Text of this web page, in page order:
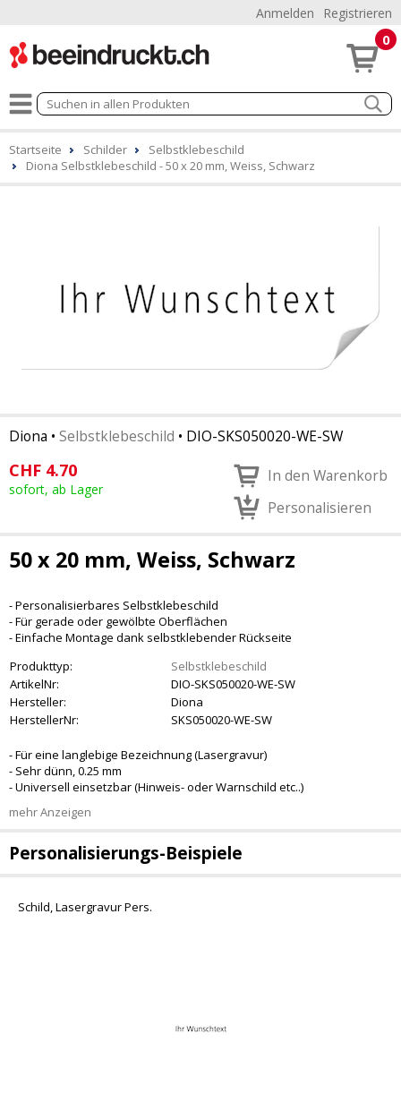
Anmelden Registrieren
0
Startseite Schilder
Selbstklebeschild
Diona Selbstklebeschild - 50 x 20 mm, Weiss, Schwarz
Diona • Selbstklebeschild • DIO-SKS050020-WE-SW
CHF 4.70
sofort, ab Lager
In den Warenkorb
Personalisieren
50 x 20 mm, Weiss, Schwarz
- Personalisierbares Selbstklebeschild
- Für gerade oder gewölbte Oberflächen
- Einfache Montage dank selbstklebender Rückseite
Produkttyp:
Selbstklebeschild
ArtikelNr:
DIO-SKS050020-WE-SW
Hersteller:
Diona
HerstellerNr:
SKS050020-WE-SW
- Für eine langlebige Bezeichnung (Lasergravur)
- Sehr dünn, 0.25 mm
- Universell einsetzbar (Hinweis- oder Warnschild etc..)
mehr Anzeigen
Personalisierungs-Beispiele
Schild, Lasergravur Pers.